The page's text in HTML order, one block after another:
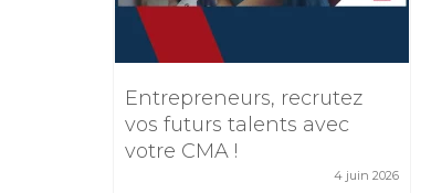
Entrepreneurs, recrutez
vos futurs talents avec
votre CMA !
4 juin 2026